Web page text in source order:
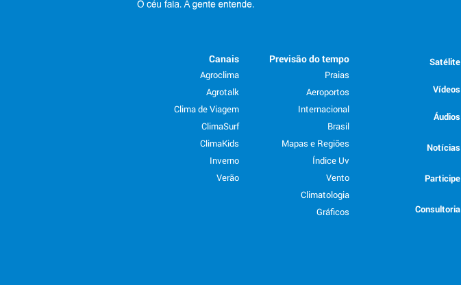
Satélite
Vídeos
Áudios
Notícias
Participe
Consultoria
Previsão do tempo
Praias
Aeroportos
Internacional
Brasil
Mapas e Regiões
Índice Uv
Vento
Climatologia
Gráficos
Canais
Agroclima
Agrotalk
Clima de Viagem
ClimaSurf
ClimaKids
Inverno
Verão